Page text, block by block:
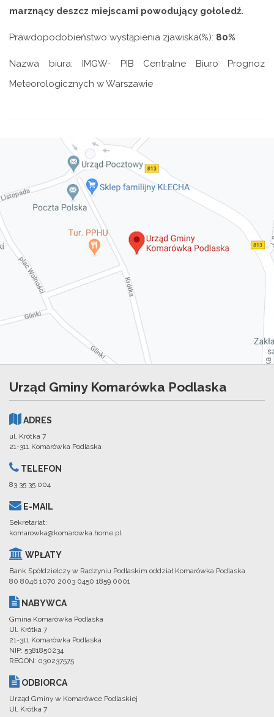
marznący deszcz miejscami powodujący gołoledź.
Prawdopodobieństwo wystąpienia zjawiska(%): 80%
Nazwa biura: IMGW- PIB Centralne Biuro Prognoz
Meteorologicznych w Warszawie
Urząd Gminy Komarówka Podlaska
ADRES
ul. Krótka 7
21-311 Komarówka Podlaska
TELEFON
83 35 35 004
E-MAIL
Sekretariat:
komarowka@komarowka.home.pl
WPŁATY
Bank Spółdzielczy w Radzyniu Podlaskim oddział Komarówka Podlaska
80 8046 1070 2003 0450 1859 0001
NABYWCA
Gmina Komarówka Podlaska
Ul. Krótka 7
21-311 Komarówka Podlaska
NIP: 5381850234
REGON: 030237575
ODBIORCA
Urząd Gminy w Komarówce Podlaskiej
Ul. Krótka 7